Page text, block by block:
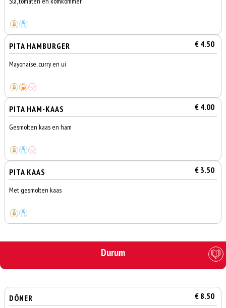
PITA HAMBURGER € 4.50
Mayonaise, curry en ui
PITA HAM-KAAS € 4.00
Gesmolten kaas en ham
PITA KAAS € 3.50
Met gesmolten kaas
Durum
DÖNER € 8.50